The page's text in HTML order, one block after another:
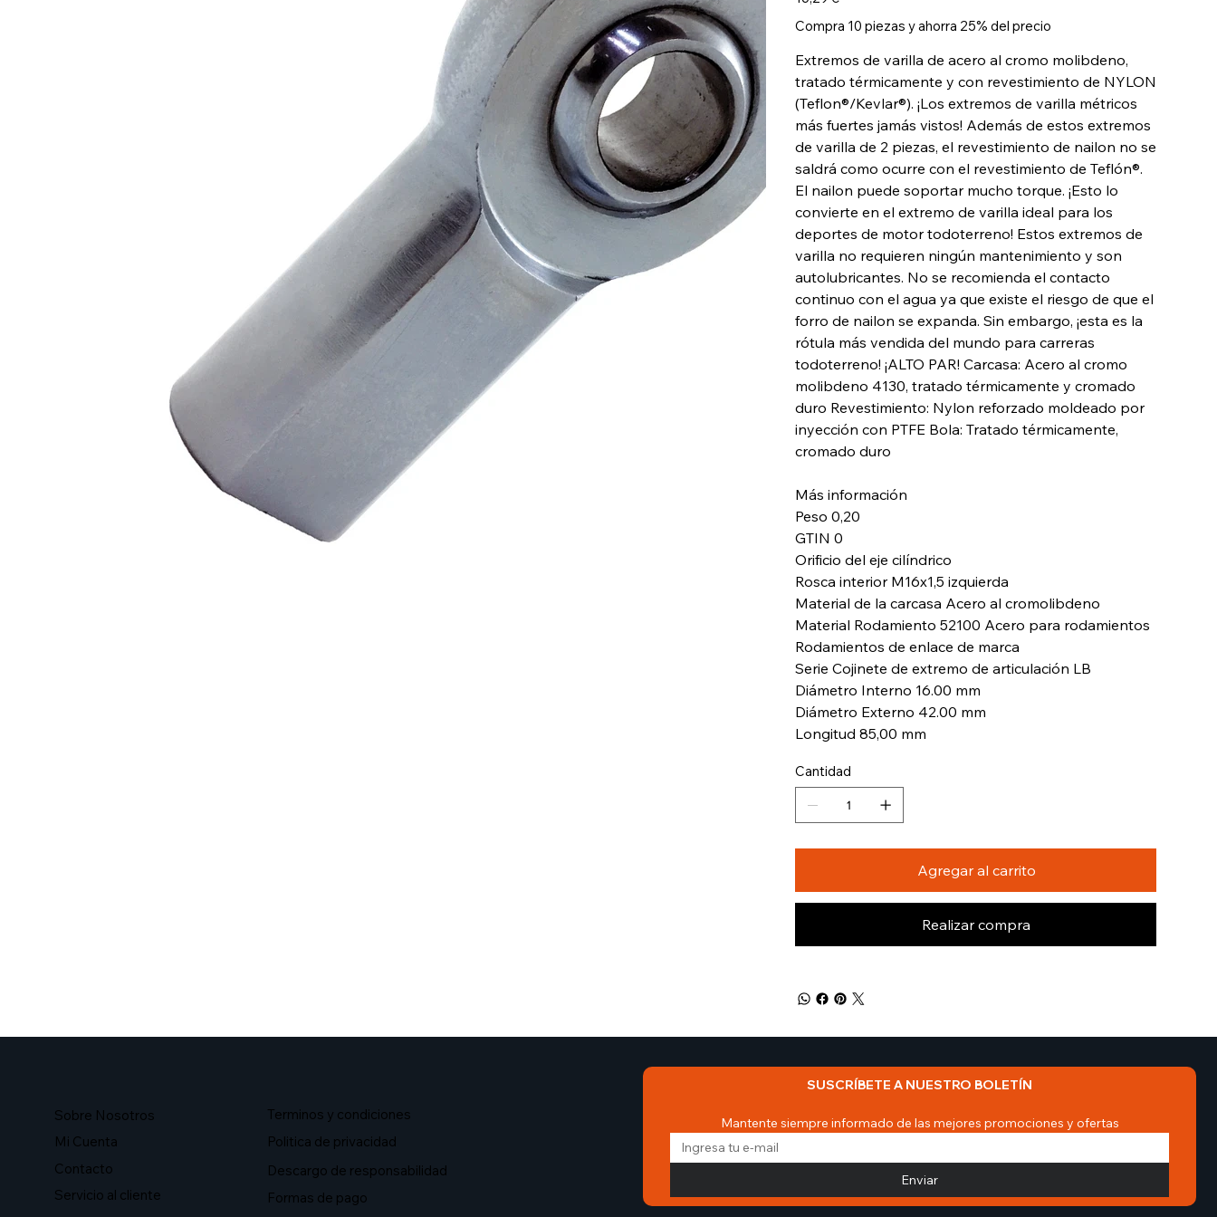
Compra 10 piezas y ahorra 25% del precio
Extremos de varilla de acero al cromo molibdeno,
tratado térmicamente y con revestimiento de NYLON
(Teflon®/Kevlar®). ¡Los extremos de varilla métricos
más fuertes jamás vistos! Además de estos extremos
de varilla de 2 piezas, el revestimiento de nailon no se
saldrá como ocurre con el revestimiento de Teflón®.
El nailon puede soportar mucho torque. ¡Esto lo
convierte en el extremo de varilla ideal para los
deportes de motor todoterreno! Estos extremos de
varilla no requieren ningún mantenimiento y son
autolubricantes. No se recomienda el contacto
continuo con el agua ya que existe el riesgo de que el
forro de nailon se expanda. Sin embargo, ¡esta es la
rótula más vendida del mundo para carreras
todoterreno! ¡ALTO PAR! Carcasa: Acero al cromo
molibdeno 4130, tratado térmicamente y cromado
duro Revestimiento: Nylon reforzado moldeado por
inyección con PTFE Bola: Tratado térmicamente,
cromado duro
Más información
Peso 0,20
GTIN 0
Orificio del eje cilíndrico
Rosca interior M16x1,5 izquierda
Material de la carcasa Acero al cromolibdeno
Material Rodamiento 52100 Acero para rodamientos
Rodamientos de enlace de marca
Serie Cojinete de extremo de articulación LB
Diámetro Interno 16.00 mm
Diámetro Externo 42.00 mm
Longitud 85,00 mm
Cantidad
Agregar al carrito
Realizar compra
Sobre Nosotros​
Mi Cuenta
Contacto
Servicio al cliente
Terminos y condiciones
Politica de privacidad
Descargo de responsabilidad
Formas de pago
SUSCRÍBETE A NUESTRO BOLETÍN
Mantente siempre informado de las mejores promociones y ofertas
Enviar